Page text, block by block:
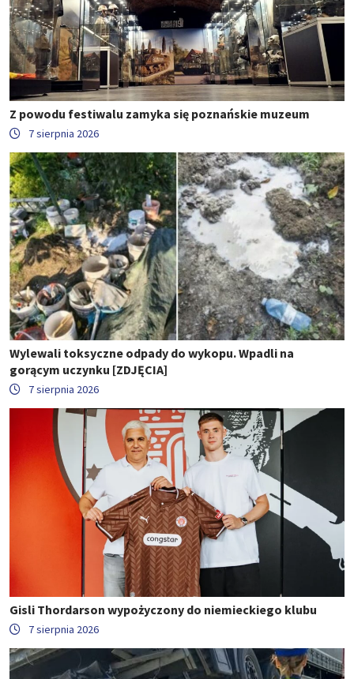
Z powodu festiwalu zamyka się poznańskie muzeum
7 sierpnia 2026
Wylewali toksyczne odpady do wykopu. Wpadli na
gorącym uczynku [ZDJĘCIA]
7 sierpnia 2026
Gisli Thordarson wypożyczony do niemieckiego klubu
7 sierpnia 2026